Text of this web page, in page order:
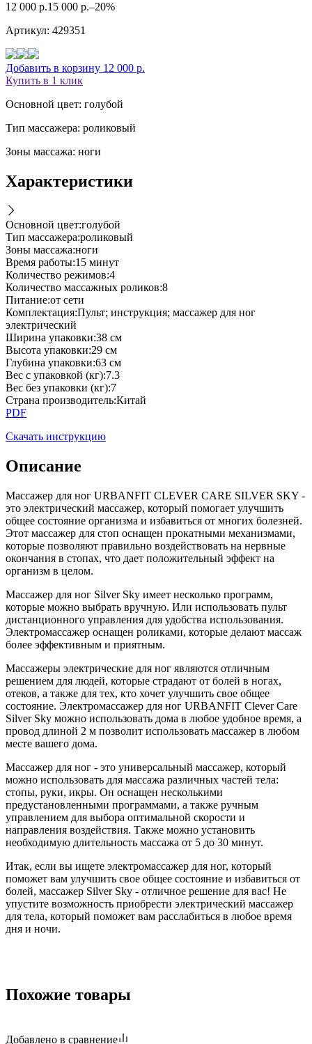
12 000 р.15 000 р.–20%
Артикул: 429351
Добавить в корзину 12 000 р.
Купить в 1 клик
Основной цвет: голубой
Тип массажера: роликовый
Зоны массажа: ноги
Характеристики
Основной цвет:голубой
Тип массажера:роликовый
Зоны массажа:ноги
Время работы:15 минут
Количество режимов:4
Количество массажных роликов:8
Питание:от сети
Комплектация:Пульт; инструкция; массажер для ног
электрический
Ширина упаковки:38 см
Высота упаковки:29 см
Глубина упаковки:63 см
Вес с упаковкой (кг):7.3
Вес без упаковки (кг):7
Страна производитель:Китай
PDF
Скачать инструкцию
Описание
Массажер для ног URBANFIT CLEVER CARE SILVER SKY -
это электрический массажер, который помогает улучшить
общее состояние организма и избавиться от многих болезней.
Этот массажер для стоп оснащен прокатными механизмами,
которые позволяют правильно воздействовать на нервные
окончания в стопах, что дает положительный эффект на
организм в целом.
Массажер для ног Silver Sky имеет несколько программ,
которые можно выбрать вручную. Или использовать пульт
дистанционного управления для удобства использования.
Электромассажер оснащен роликами, которые делают массаж
более эффективным и приятным.
Массажеры электрические для ног являются отличным
решением для людей, которые страдают от болей в ногах,
отеков, а также для тех, кто хочет улучшить свое общее
состояние. Электромассажер для ног URBANFIT Clever Care
Silver Sky можно использовать дома в любое удобное время, а
провод длиной 2 м позволит использовать массажер в любом
месте вашего дома.
Массажер для ног - это универсальный массажер, который
можно использовать для массажа различных частей тела:
стопы, руки, икры. Он оснащен несколькими
предустановленными программами, а также ручным
управлением для выбора оптимальной скорости и
направления воздействия. Также можно установить
необходимую длительность массажа от 5 до 30 минут.
Итак, если вы ищете электромассажер для ног, который
поможет вам улучшить свое общее состояние и избавиться от
болей, массажер Silver Sky - отличное решение для вас! Не
упустите возможность приобрести электрический массажер
для тела, который поможет вам расслабиться в любое время
дня и ночи.
Похожие товары
Добавлено в сравнение